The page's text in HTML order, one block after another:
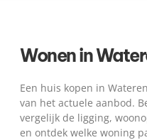
Wonen in
Een huis kopen in
van het actuele aanbod.
vergelijk de ligging,
en ontdek welke woning